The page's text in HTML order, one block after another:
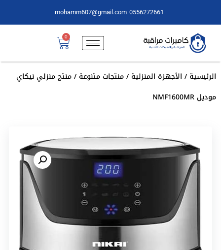
0556272661
mohamm607@gmail.com
0
الرئيسية/ الأجهزة المنزلية/منتجات متنوعة/ منتج منزلي نيكاي
موديل NMF1600MR